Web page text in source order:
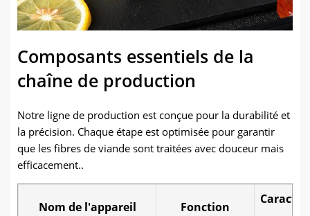
Composants essentiels de la
chaîne de production
Notre ligne de production est conçue pour la durabilité et
la précision. Chaque étape est optimisée pour garantir
que les fibres de viande sont traitées avec douceur mais
efficacement..
Nom de l'appareil Fonction